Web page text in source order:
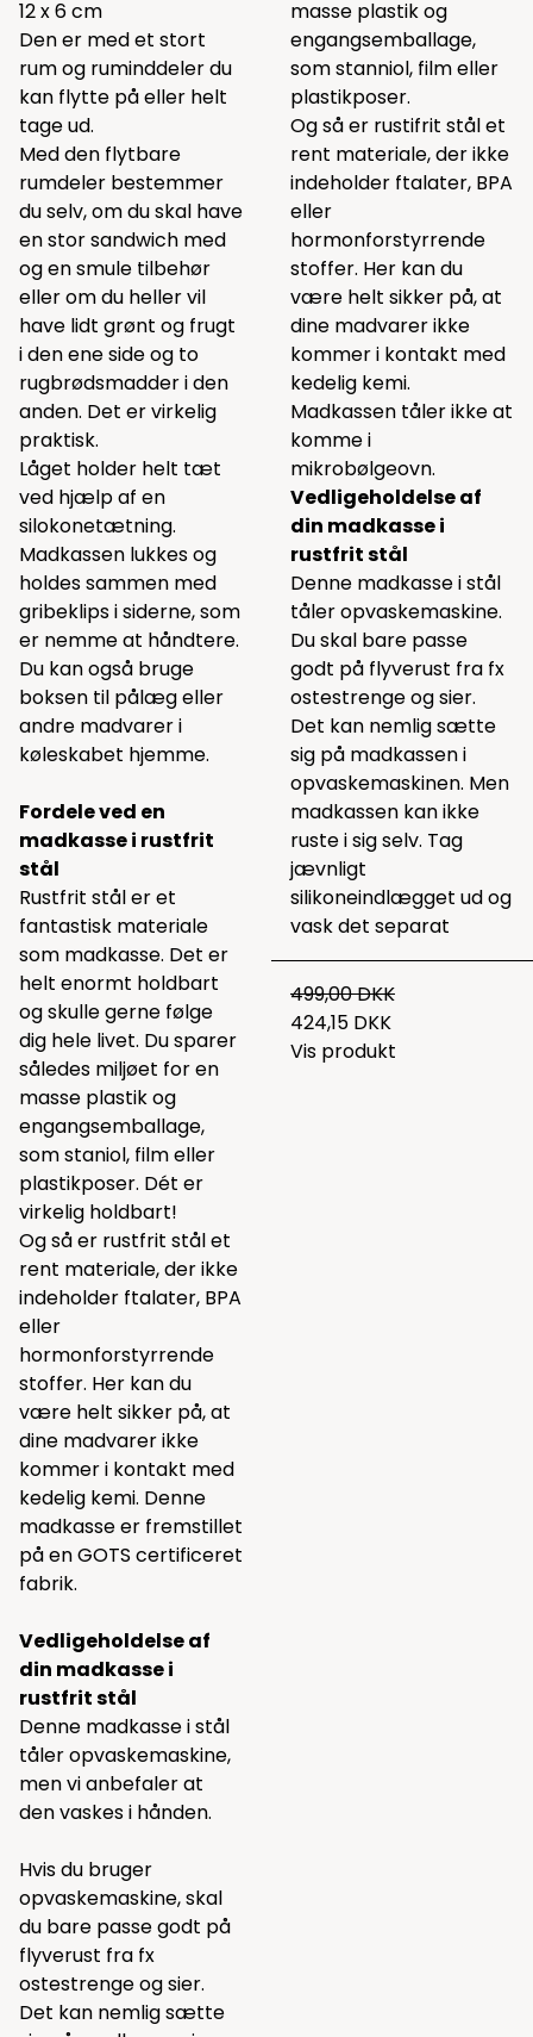
12 x 6 cm
Den er med et stort
rum og ruminddeler du
kan flytte på eller helt
tage ud.
Med den flytbare
rumdeler bestemmer
du selv, om du skal have
en stor sandwich med
og en smule tilbehør
eller om du heller vil
have lidt grønt og frugt
i den ene side og to
rugbrødsmadder i den
anden. Det er virkelig
praktisk.
Låget holder helt tæt
ved hjælp af en
silokonetætning.
Madkassen lukkes og
holdes sammen med
gribeklips i siderne, som
er nemme at håndtere.
Du kan også bruge
boksen til pålæg eller
andre madvarer i
køleskabet hjemme.
Fordele ved en
madkasse i rustfrit
stål
Rustfrit stål er et
fantastisk materiale
som madkasse. Det er
helt enormt holdbart
og skulle gerne følge
dig hele livet. Du sparer
således miljøet for en
masse plastik og
engangsemballage,
som staniol, film eller
plastikposer. Dét er
virkelig holdbart!
Og så er rustfrit stål et
rent materiale, der ikke
indeholder ftalater, BPA
eller
hormonforstyrrende
stoffer. Her kan du
være helt sikker på, at
dine madvarer ikke
kommer i kontakt med
kedelig kemi. Denne
madkasse er fremstillet
på en GOTS certificeret
fabrik.
Vedligeholdelse af
din madkasse i
rustfrit stål
Denne madkasse i stål
tåler opvaskemaskine,
men vi anbefaler at
den vaskes i hånden.
Hvis du bruger
opvaskemaskine, skal
du bare passe godt på
flyverust fra fx
ostestrenge og sier.
Det kan nemlig sætte
masse plastik og
engangsemballage,
som stanniol, film eller
plastikposer.
Og så er rustifrit stål et
rent materiale, der ikke
indeholder ftalater, BPA
eller
hormonforstyrrende
stoffer. Her kan du
være helt sikker på, at
dine madvarer ikke
kommer i kontakt med
kedelig kemi.
Madkassen tåler ikke at
komme i
mikrobølgeovn.
Vedligeholdelse af
din madkasse i
rustfrit stål
Denne madkasse i stål
tåler opvaskemaskine.
Du skal bare passe
godt på flyverust fra fx
ostestrenge og sier.
Det kan nemlig sætte
sig på madkassen i
opvaskemaskinen. Men
madkassen kan ikke
ruste i sig selv. Tag
jævnligt
silikoneindlægget ud og
vask det separat
499,00 DKK
424,15 DKK
Vis produkt